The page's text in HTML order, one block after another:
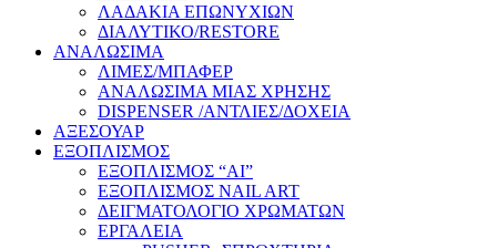
ΛΑΔΑΚΙΑ ΕΠΩΝΥΧΙΩΝ
ΔΙΑΛΥΤΙΚΟ/RESTORE
ΑΝΑΛΩΣΙΜΑ
ΛΙΜΕΣ/ΜΠΑΦΕΡ
ΑΝΑΛΩΣΙΜΑ ΜΙΑΣ ΧΡΗΣΗΣ
DISPENSER /ΑΝΤΛΙΕΣ/ΔΟΧΕΙΑ
ΑΞΕΣΟΥΑΡ
ΕΞΟΠΛΙΣΜΟΣ
ΕΞΟΠΛΙΣΜΟΣ “AI”
ΕΞΟΠΛΙΣΜΟΣ NAIL ART
ΔΕΙΓΜΑΤΟΛΟΓΙΟ ΧΡΩΜΑΤΩΝ
ΕΡΓΑΛΕΙΑ